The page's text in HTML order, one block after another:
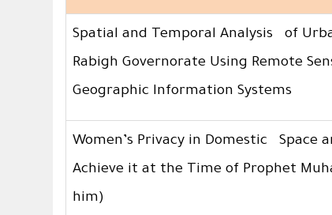
Spatial and Temporal Analysis of
Rabigh Governorate Using Remote
Geographic Information Systems
Women’s Privacy in Domestic Space
Achieve it at the Time of Prophet
him)